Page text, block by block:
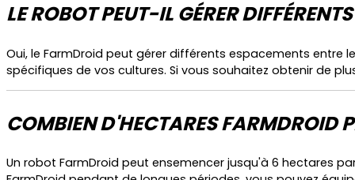
LE ROBOT PEUT-IL GÉRER
Oui, le FarmDroid peut gérer différents espacements
spécifiques de vos cultures. Si vous souhaitez obtenir de
COMBIEN D'HECTARES FARMDROID
Un robot FarmDroid peut ensemencer jusqu'à 6 hectares